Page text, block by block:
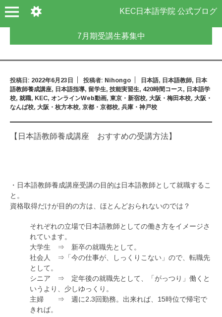
KEC日本語学院 公式ブログ
7月期受講生募集中
投稿日: 2022年6月23日 投稿者: Nihongo 日本語, 日本語教師, 日本
語教師養成講座, 日本語指導, 留学生, 技能実習生, 420時間コース, 日本語学
校, 就職, KEC, オンラインWeb動画, 東京・新宿校, 大阪・梅田本校, 大阪・
なんば校, 大阪・枚方本校, 京都・京都校, 兵庫・神戸校
【日本語教師養成講座 おすすめの受講方法】
・日本語教師養成講座受講の目的は日本語教師として就職するこ
と。
資格取得だけが目的の方は、ほとんどおられないのでは？
それぞれの立場で日本語教師としての働き方をイメージさ
れています。
大学生 ⇒ 新卒の就職先として。
社会人 ⇒「今の仕事が、しっくりこない」ので、転職先
として。
シニア ⇒ 定年後の就職先として、「がっつり」働くと
いうより、少しゆっくり。
主婦 ⇒ 週に2.3回勤務。出来れば、15時位で帰宅で
きれば。